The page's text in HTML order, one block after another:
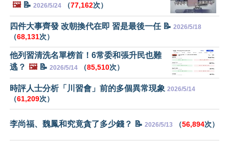
🖼️📝 2026/5/24 （77,162次）
四件大事齊發 改朝換代在即 習是最後一任 📝 2026/5/18
（68,131次）
他列習清洗名單榜首！6常委和張升民也難
逃？ 🖼️📝 2026/5/14 （85,510次）
時評人士分析「川習會」前的多個異常現象 2026/5/14
（61,209次）
李尚福、魏鳳和究竟貪了多少錢？ 📝 2026/5/13 （56,894次）